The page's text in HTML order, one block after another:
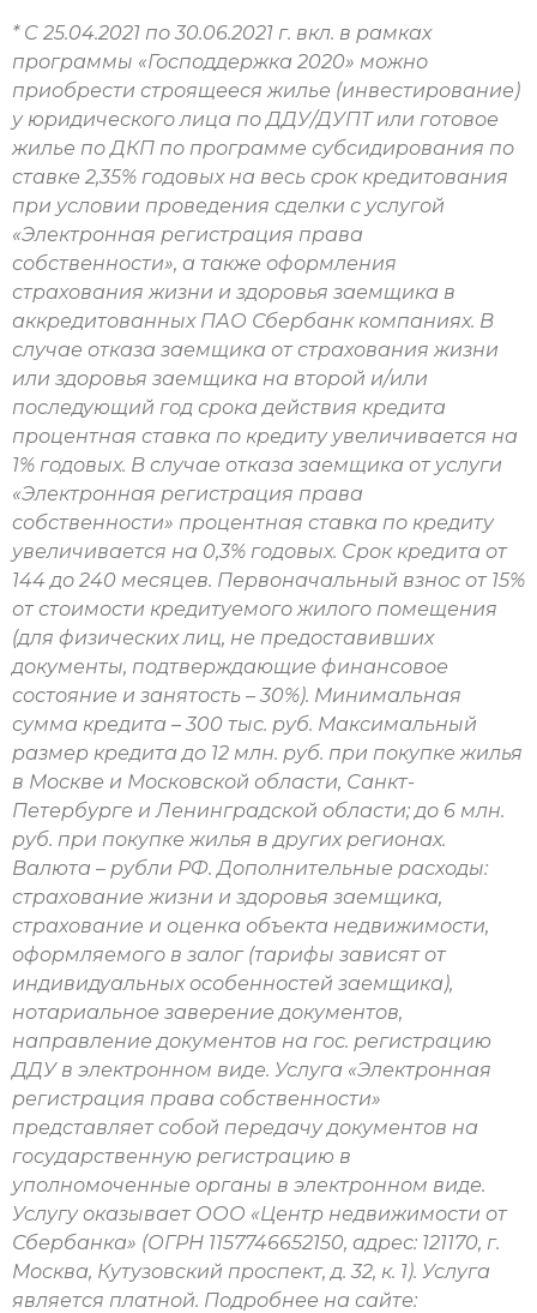
* C 25.04.2021 по 30.06.2021 г. вкл. в рамках
программы «Господдержка 2020» можно
приобрести строящееся жилье (инвестирование)
у юридического лица по ДДУ/ДУПТ или готовое
жилье по ДКП по программе субсидирования по
ставке 2,35% годовых на весь срок кредитования
при условии проведения сделки с услугой
«Электронная регистрация права
собственности», а также оформления
страхования жизни и здоровья заемщика в
аккредитованных ПАО Сбербанк компаниях. В
случае отказа заемщика от страхования жизни
или здоровья заемщика на второй и/или
последующий год срока действия кредита
процентная ставка по кредиту увеличивается на
1% годовых. В случае отказа заемщика от услуги
«Электронная регистрация права
собственности» процентная ставка по кредиту
увеличивается на 0,3% годовых. Срок кредита от
144 до 240 месяцев. Первоначальный взнос от 15%
от стоимости кредитуемого жилого помещения
(для физических лиц, не предоставивших
документы, подтверждающие финансовое
состояние и занятость – 30%). Минимальная
сумма кредита – 300 тыс. руб. Максимальный
размер кредита до 12 млн. руб. при покупке жилья
в Москве и Московской области, Санкт-
Петербурге и Ленинградской области; до 6 млн.
руб. при покупке жилья в других регионах.
Валюта – рубли РФ. Дополнительные расходы:
страхование жизни и здоровья заемщика,
страхование и оценка объекта недвижимости,
оформляемого в залог (тарифы зависят от
индивидуальных особенностей заемщика),
нотариальное заверение документов,
направление документов на гос. регистрацию
ДДУ в электронном виде. Услуга «Электронная
регистрация права собственности»
представляет собой передачу документов на
государственную регистрацию в
уполномоченные органы в электронном виде.
Услугу оказывает ООО «Центр недвижимости от
Сбербанка» (ОГРН 1157746652150, адрес: 121170, г.
Москва, Кутузовский проспект, д. 32, к. 1). Услуга
является платной. Подробнее на сайте: